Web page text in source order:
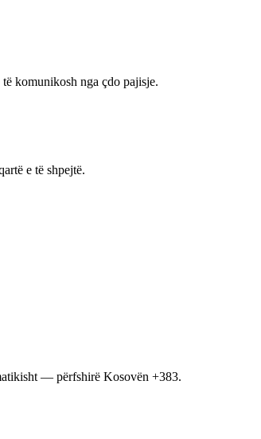
komunikosh nga çdo pajisje.
e të shpejtë.
— përfshirë Kosovën +383.